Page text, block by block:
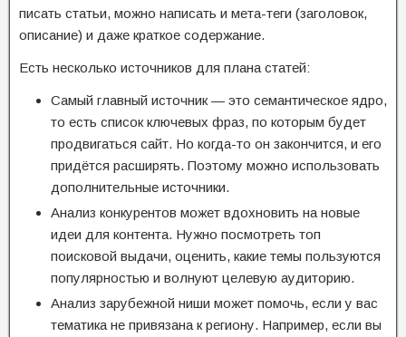
писать статьи, можно написать и мета-теги (заголовок,
описание) и даже краткое содержание.
Есть несколько источников для плана статей:
Самый главный источник — это семантическое ядро,
то есть список ключевых фраз, по которым будет
продвигаться сайт. Но когда-то он закончится, и его
придётся расширять. Поэтому можно использовать
дополнительные источники.
Анализ конкурентов может вдохновить на новые
идеи для контента. Нужно посмотреть топ
поисковой выдачи, оценить, какие темы пользуются
популярностью и волнуют целевую аудиторию.
Анализ зарубежной ниши может помочь, если у вас
тематика не привязана к региону. Например, если вы